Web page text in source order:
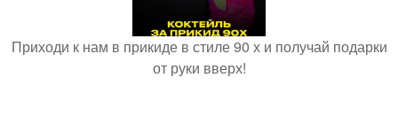
Приходи к нам в прикиде в стиле 90 х и получай подарки
от руки вверх!